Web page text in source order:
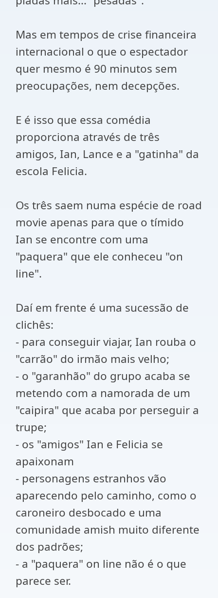
Mas em tempos de crise financeira
internacional o que o espectador
quer mesmo é 90 minutos sem
preocupações, nem decepções.
E é isso que essa comédia
proporciona através de três
amigos, Ian, Lance e a "gatinha" da
escola Felicia.
Os três saem numa espécie de road
movie apenas para que o tímido
Ian se encontre com uma
"paquera" que ele conheceu "on
line".
Daí em frente é uma sucessão de
clichês:
- para conseguir viajar, Ian rouba o
"carrão" do irmão mais velho;
- o "garanhão" do grupo acaba se
metendo com a namorada de um
"caipira" que acaba por perseguir a
trupe;
- os "amigos" Ian e Felicia se
apaixonam
- personagens estranhos vão
aparecendo pelo caminho, como o
caroneiro desbocado e uma
comunidade amish muito diferente
dos padrões;
- a "paquera" on line não é o que
parece ser.